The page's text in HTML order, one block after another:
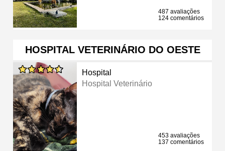
487 avaliações
124 comentários
HOSPITAL VETERINÁRIO DO OESTE
Hospital
Hospital Veterinário
453 avaliações
137 comentários